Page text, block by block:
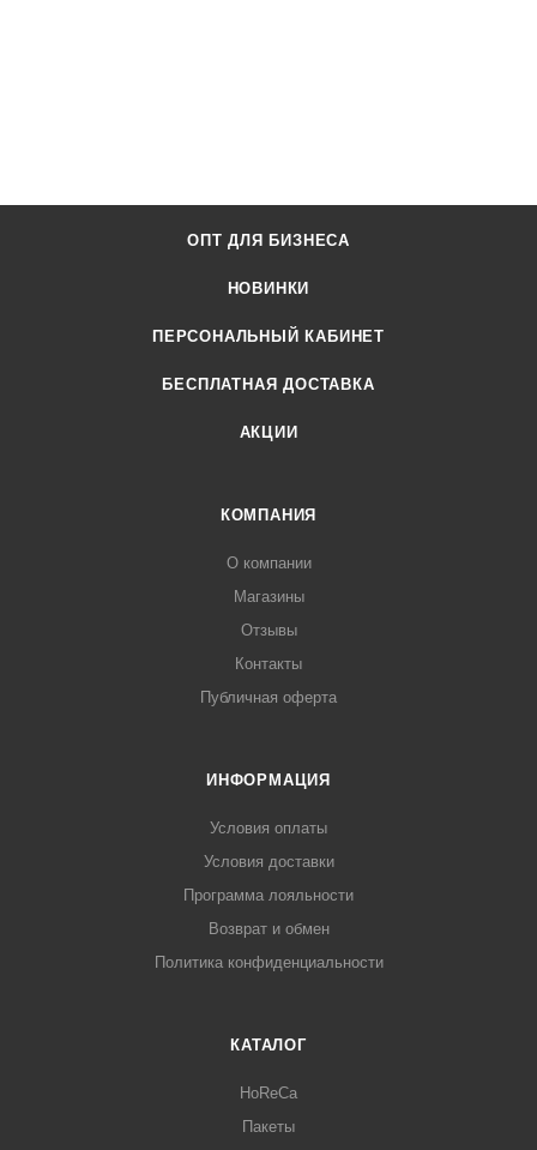
ОПТ ДЛЯ БИЗНЕСА
НОВИНКИ
ПЕРСОНАЛЬНЫЙ КАБИНЕТ
БЕСПЛАТНАЯ ДОСТАВКА
АКЦИИ
КОМПАНИЯ
О компании
Магазины
Отзывы
Контакты
Публичная оферта
ИНФОРМАЦИЯ
Условия оплаты
Условия доставки
Программа лояльности
Возврат и обмен
Политика конфиденциальности
КАТАЛОГ
HoReCa
Пакеты